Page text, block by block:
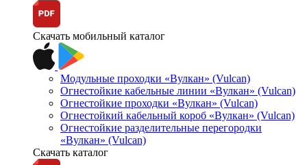
Скачать мобильный каталог
Модульные проходки «Вулкан» (Vulcan)
Огнестойкие кабельные линии «Вулкан» (Vulcan)
Огнестойкие проходки «Вулкан» (Vulcan)
Огнестойкий кабельный короб «Вулкан» (Vulcan)
Огнестойкие разделительные перегородки
«Вулкан» (Vulcan)
Скачать каталог